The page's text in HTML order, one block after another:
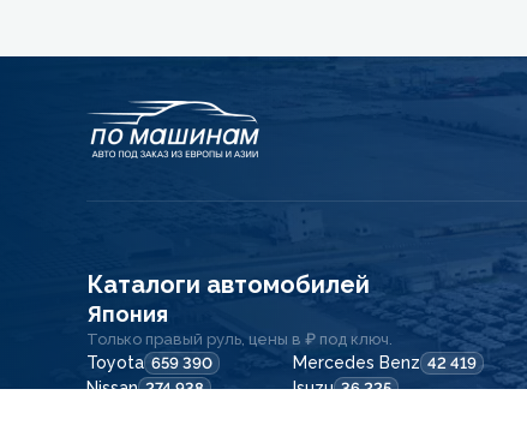
Каталоги автомобилей
Япония
Только правый руль, цены в ₽ под ключ.
Toyota 659 390 Mercedes Benz 42 419
Nissan 274 938 Isuzu 36 225